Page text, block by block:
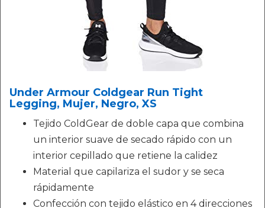
Under Armour Coldgear Run Tight
Legging, Mujer, Negro, XS
Tejido ColdGear de doble capa que combina
un interior suave de secado rápido con un
interior cepillado que retiene la calidez
Material que capilariza el sudor y se seca
rápidamente
Confección con tejido elástico en 4 direcciones